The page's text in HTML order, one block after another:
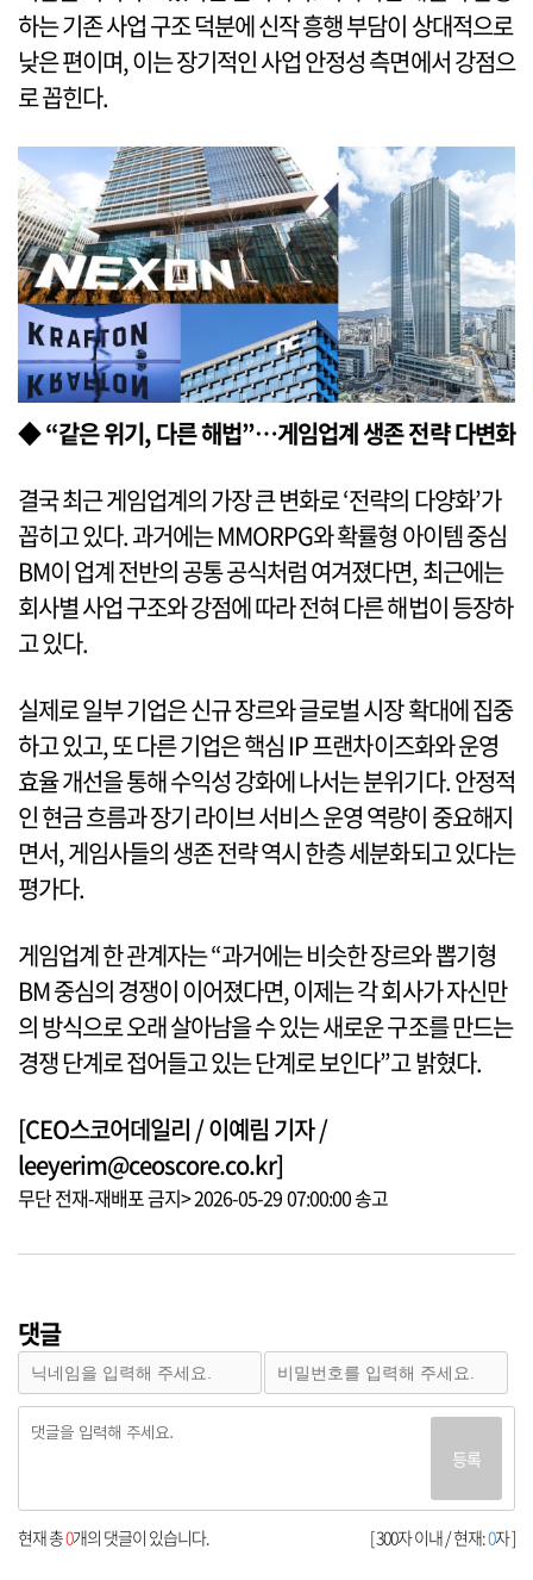
하는 기존 사업 구조 덕분에 신작 흥행 부담이 상대적으로
낮은 편이며, 이는 장기적인 사업 안정성 측면에서 강점으
로 꼽힌다.
◆ “같은 위기, 다른 해법”…게임업계 생존 전략 다변화
결국 최근 게임업계의 가장 큰 변화로 ‘전략의 다양화’가
꼽히고 있다. 과거에는 MMORPG와 확률형 아이템 중심
BM이 업계 전반의 공통 공식처럼 여겨졌다면, 최근에는
회사별 사업 구조와 강점에 따라 전혀 다른 해법이 등장하
고 있다.
실제로 일부 기업은 신규 장르와 글로벌 시장 확대에 집중
하고 있고, 또 다른 기업은 핵심 IP 프랜차이즈화와 운영
효율 개선을 통해 수익성 강화에 나서는 분위기다. 안정적
인 현금 흐름과 장기 라이브 서비스 운영 역량이 중요해지
면서, 게임사들의 생존 전략 역시 한층 세분화되고 있다는
평가다.
게임업계 한 관계자는 “과거에는 비슷한 장르와 뽑기형
BM 중심의 경쟁이 이어졌다면, 이제는 각 회사가 자신만
의 방식으로 오래 살아남을 수 있는 새로운 구조를 만드는
경쟁 단계로 접어들고 있는 단계로 보인다”고 밝혔다.
[CEO스코어데일리 / 이예림 기자 /
leeyerim@ceoscore.co.kr]
무단 전재-재배포 금지> 2026-05-29 07:00:00 송고
댓글
등록
[ 300자 이내 / 현재:0자 ]
현재 총0개의 댓글이 있습니다.